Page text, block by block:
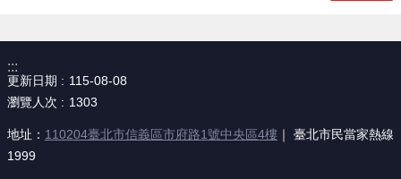
:::
更新日期
115-08-08
瀏覽人次
1303
地址： 110204臺北市信義區市府路1號中央區4樓 ｜ 臺北市民當家熱線
1999